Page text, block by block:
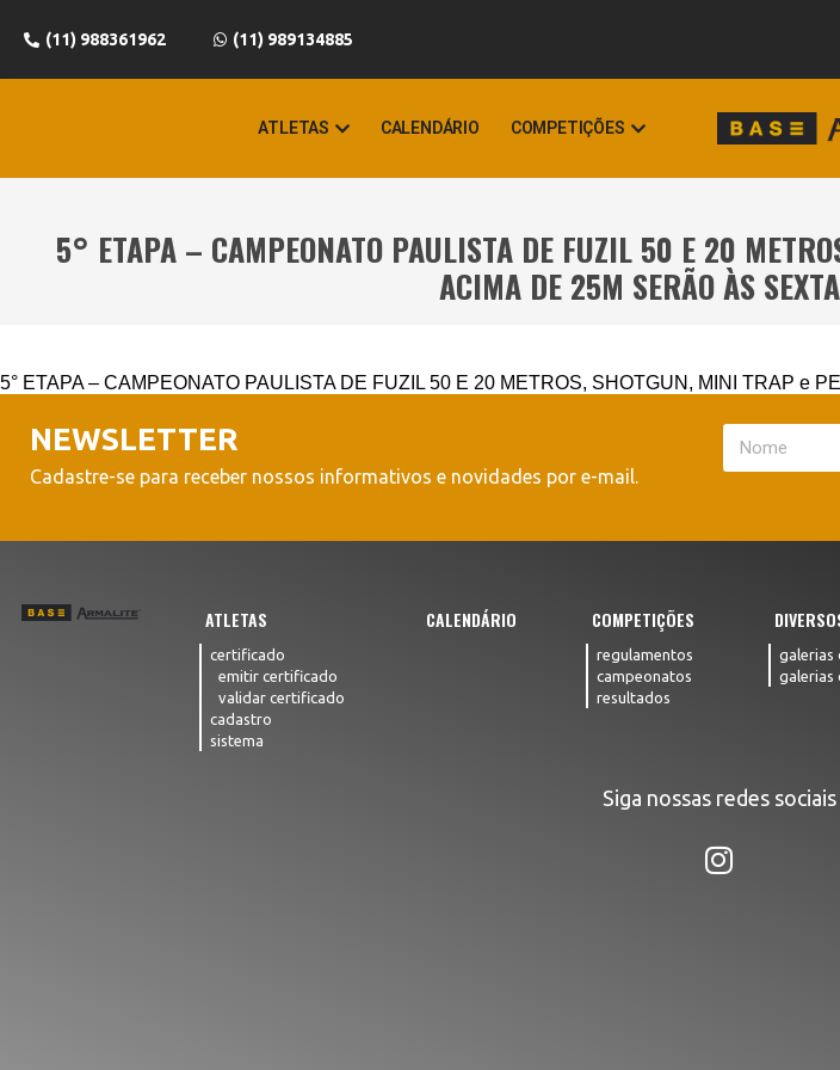
(11) 988361962 (11) 989134885
ATLETAS CALENDÁRIO COMPETIÇÕES
5° ETAPA – CAMPEONATO PAULISTA DE FUZIL 50 E 20
ACIMA DE 25M SERÃO ÀS
5° ETAPA – CAMPEONATO PAULISTA DE FUZIL 50 E 20 METROS, SHOTGUN, MINI TRAP e
NEWSLETTER
Cadastre-se para receber nossos informativos e novidades por e-mail.
ATLETAS
certificado
emitir certificado
validar certificado
cadastro
sistema
CALENDÁRIO COMPETIÇÕES
regulamentos
campeonatos
resultados
galerias
galerias
Siga nossas redes sociais